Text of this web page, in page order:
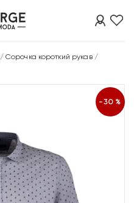
/Сорочка короткий рукав/
-30%